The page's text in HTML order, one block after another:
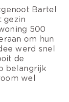
Bartel
gezin
500
om hun
werd snel
de
belangrijk
wel